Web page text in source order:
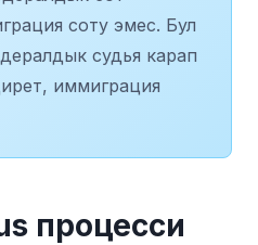
соту эмес. Бул
судья карап
иммиграция
процесси